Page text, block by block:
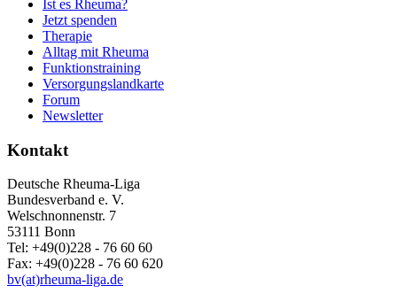
Ist es Rheuma?
Jetzt spenden
Therapie
Alltag mit Rheuma
Funktionstraining
Versorgungslandkarte
Forum
Newsletter
Kontakt
Deutsche Rheuma-Liga
Bundesverband e. V.
Welschnonnenstr. 7
53111 Bonn
Tel: +49(0)228 - 76 60 60
Fax: +49(0)228 - 76 60 620
bv(at)rheuma-liga.de